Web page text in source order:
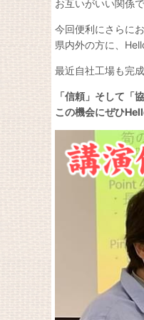
お互いがいい関係
今回便利にさらに
県内外の方に、
最近自社工場も完
「信頼」そして「
この機会にぜひ